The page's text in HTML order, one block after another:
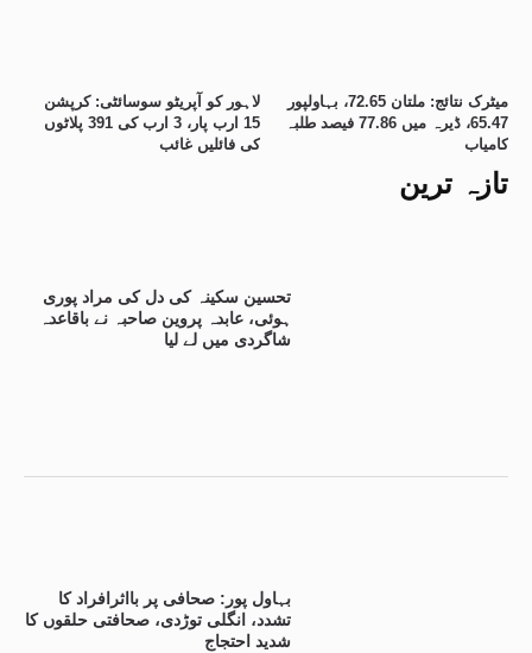
تازہ ترین
تحسین سکینہ کی دل کی مراد پوری
ہوئی، عابدہ پروین صاحبہ نے باقاعدہ
شاگردی میں لے لیا
بہاول پور: صحافی پر بااثرافراد کا
تشدد، انگلی توڑدی، صحافتی حلقوں کا
شدید احتجاج
لاہور کو آپریٹو سوسائٹی: کرپشن
15 ارب پار، 3 ارب کی 391 پلاٹوں
کی فائلیں غائب
میٹرک نتائج: ملتان 72.65، بہاولپور
65.47، ڈیرہ میں 77.86 فیصد طلبہ
کامیاب